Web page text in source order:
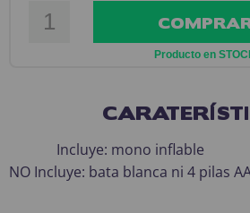
Producto en
Incluye: mono inflable
NO Incluye: bata blanca ni 4 pilas